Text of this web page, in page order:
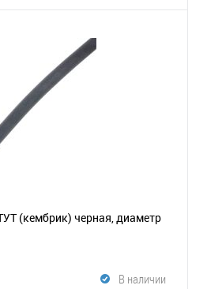
Сравнение
(кембрик) черная, диаметр
В наличии